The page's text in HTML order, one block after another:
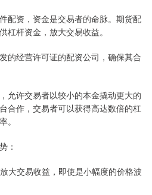
配资，资金是交易者的命脉。期货配
杠杆资金，放大交易收益。
的经营许可证的配资公司，确保其合
允许交易者以较小的本金撬动更大的
合作，交易者可以获得高达数倍的杠
。
：
大交易收益，即使是小幅度的价格波